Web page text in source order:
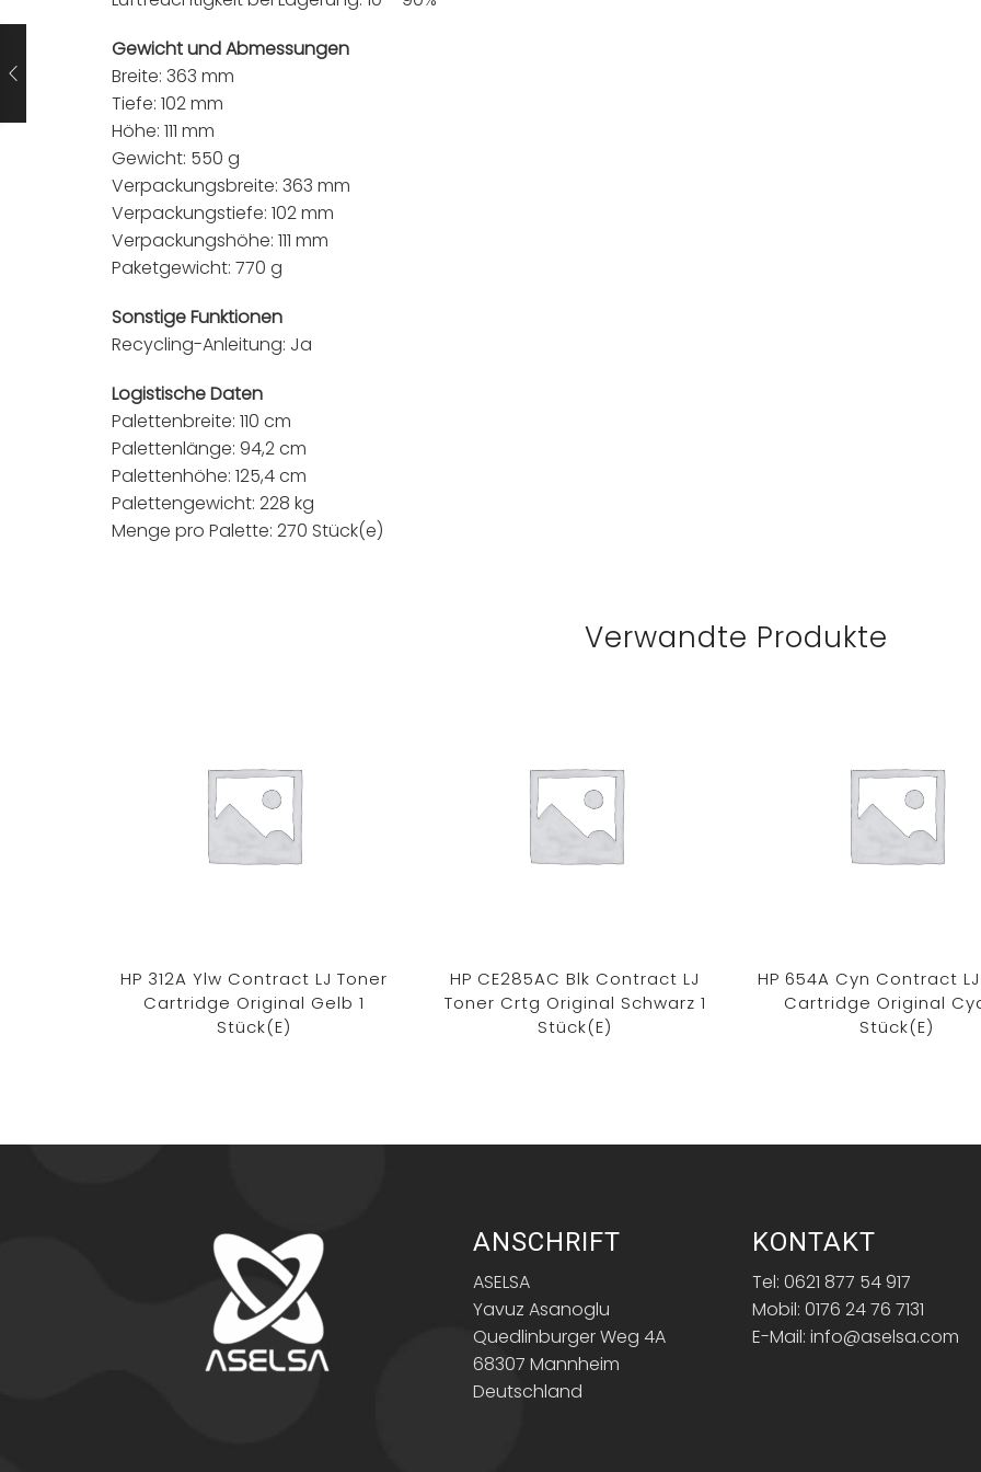
Gewicht und Abmessungen
Breite: 363 mm
Tiefe: 102 mm
Höhe: 111 mm
Gewicht: 550 g
Verpackungsbreite: 363 mm
Verpackungstiefe: 102 mm
Verpackungshöhe: 111 mm
Paketgewicht: 770 g
Sonstige Funktionen
Recycling-Anleitung: Ja
Logistische Daten
Palettenbreite: 110 cm
Palettenlänge: 94,2 cm
Palettenhöhe: 125,4 cm
Palettengewicht: 228 kg
Menge pro Palette: 270 Stück(e)
Verwandte Produkte
HP 312A Ylw Contract LJ Toner
Cartridge Original Gelb 1
Stück(e)
HP CE285AC Blk Contract LJ
Toner Crtg Original Schwarz 1
Stück(e)
HP 654A Cyn Contract
Cartridge Original
Stück(e)
ANSCHRIFT
ASELSA
Yavuz Asanoglu
Quedlinburger Weg 4A
68307 Mannheim
Deutschland
KONTAKT
Tel: 0621 877 54 917
Mobil: 0176 24 76 7131
E-Mail: info@aselsa.com